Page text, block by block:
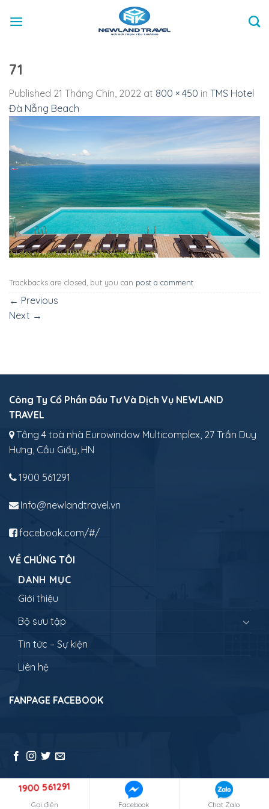
71
Published 21 Tháng Chín, 2022 at 800 × 450 in TMS Hotel
Đà Nẵng Beach
Trackbacks are closed, but you can post a comment
← Previous
Next →
Công Ty Cổ Phần Đầu Tư Và Dịch Vụ NEWLAND
TRAVEL
Tầng 4 toà nhà Eurowindow Multicomplex, 27 Trần Duy
Hưng, Cầu Giấy, HN
1900 561291
Info@newlandtravel.vn
facebook.com/#/
VỀ CHÚNG TÔI
DANH MỤC
Giới thiệu
Bộ sưu tập
Tin tức – Sự kiện
Liên hệ
FANPAGE FACEBOOK
Copyright 2026 © NEWLANDTRAVEL - Đưa bạn đi muôn nơi
1900 561291
Gọi điện Facebook Chat Zalo